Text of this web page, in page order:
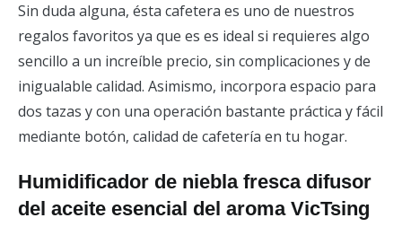
Sin duda alguna, ésta cafetera es uno de nuestros
regalos favoritos ya que es es ideal si requieres algo
sencillo a un increíble precio, sin complicaciones y de
inigualable calidad. Asimismo, incorpora espacio para
dos tazas y con una operación bastante práctica y fácil
mediante botón, calidad de cafetería en tu hogar.
Humidificador de niebla fresca difusor
del aceite esencial del aroma VicTsing